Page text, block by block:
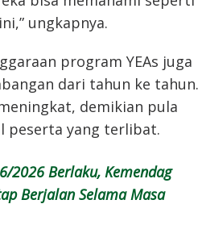
ungkapnya.
program YEAs juga
dari tahun ke tahun.
demikian pula
peserta yang terlibat.
2026 Berlaku, Kemendag
Berjalan Selama Masa